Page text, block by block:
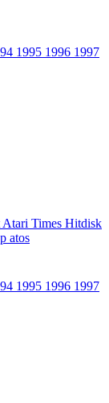
1995 1996 1997
Atari Times Hitdisk
atos
1995 1996 1997